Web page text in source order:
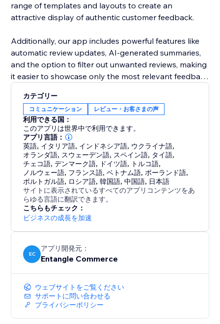
range of templates and layouts to create an
attractive display of authentic customer feedback.
Additionally, our app includes powerful features like
automatic review updates, AI-generated summaries,
and the option to filter out unwanted reviews, making
it easier to showcase only the most relevant feedback
カテゴリー
コミュニケーション レビュー・お客さまの声
利用できる国：
このアプリは世界中で利用できます。
アプリ言語：
英語, イタリア語, インドネシア語, ウクライナ語,
オランダ語, スウェーデン語, スペイン語, タイ語,
チェコ語,デンマーク語, ドイツ語, トルコ語,
ノルウェー語, フランス語,ベトナム語, ポーランド語,
ポルトガル語, ロシア語,韓国語,中国語, 日本語
サイトに表示されているすべてのアプリコンテンツをあ
らゆる言語に翻訳できます。
こちらもチェック：
ビジネスの成長を加速
EC
アプリ開発元：
Entangle Commerce
ウェブサイトをご覧ください
サポートに問い合わせる
プライバシーポリシー